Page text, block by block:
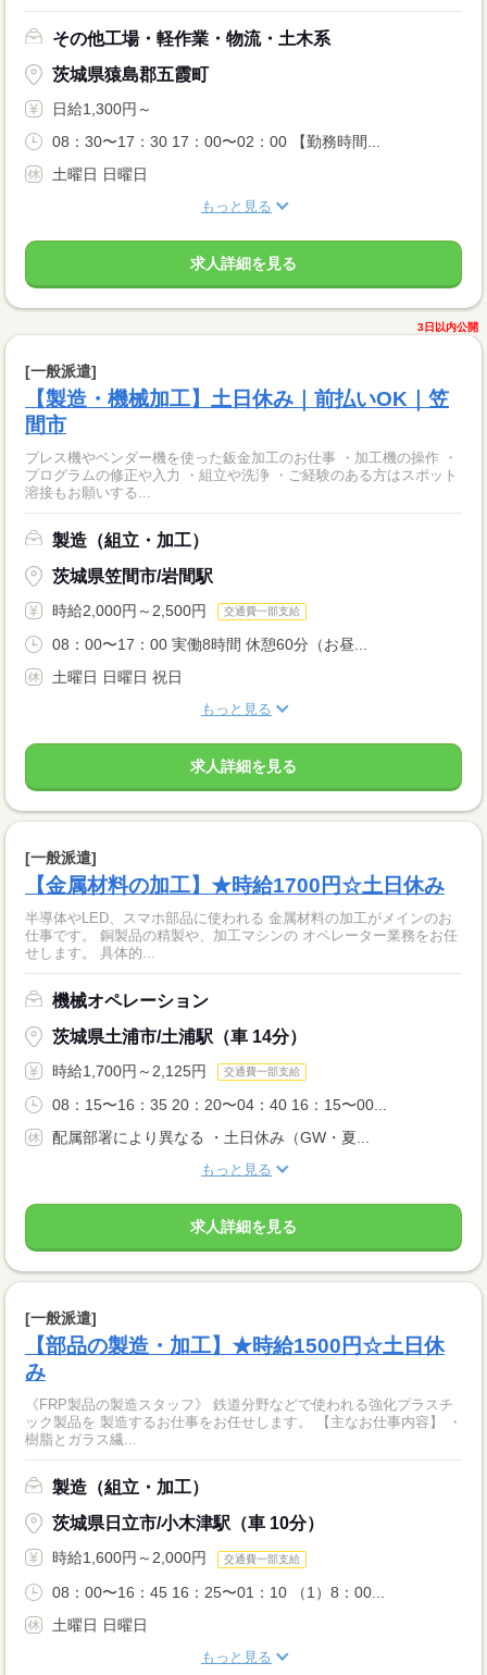
その他工場・軽作業・物流・土木系
茨城県猿島郡五霞町
日給1,300円～
08：30〜17：30 17：00〜02：00 【勤務時間...
土曜日 日曜日
もっと見る
求人詳細を見る
3日以内公開
[一般派遣]
【製造・機械加工】土日休み｜前払いOK｜笠
間市
プレス機やベンダー機を使った鈑金加工のお仕事 ・加工機の操作 ・
プログラムの修正や入力 ・組立や洗浄 ・ご経験のある方はスポット
溶接もお願いする...
製造（組立・加工）
茨城県笠間市/岩間駅
時給2,000円～2,500円 交通費一部支給
08：00〜17：00 実働8時間 休憩60分（お昼...
土曜日 日曜日 祝日
もっと見る
求人詳細を見る
[一般派遣]
【金属材料の加工】★時給1700円☆土日休み
半導体やLED、スマホ部品に使われる 金属材料の加工がメインのお
仕事です。 銅製品の精製や、加工マシンの オペレーター業務をお任
せします。 具体的...
機械オペレーション
茨城県土浦市/土浦駅（車 14分）
時給1,700円～2,125円 交通費一部支給
08：15〜16：35 20：20〜04：40 16：15〜00...
配属部署により異なる ・土日休み（GW・夏...
もっと見る
求人詳細を見る
[一般派遣]
【部品の製造・加工】★時給1500円☆土日休
み
《FRP製品の製造スタッフ》 鉄道分野などで使われる強化プラスチ
ック製品を 製造するお仕事をお任せします。 【主なお仕事内容】 ・
樹脂とガラス繊...
製造（組立・加工）
茨城県日立市/小木津駅（車 10分）
時給1,600円～2,000円 交通費一部支給
08：00〜16：45 16：25〜01：10 （1）8：00...
土曜日 日曜日
もっと見る